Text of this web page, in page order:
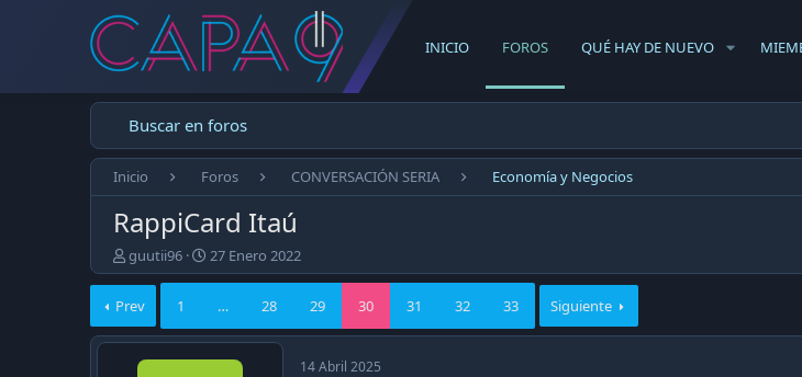
INICIO FOROS QUÉ HAY DE NUEVO
Buscar en foros
Inicio Foros CONVERSACIÓN SERIA Economía y Negocios
RappiCard Itaú
E
m
e
z
guutii96
F
e
a
27 Enero 2022
Prev 1 … 28 29 30 31 32 33 Siguiente
14 Abril 2025